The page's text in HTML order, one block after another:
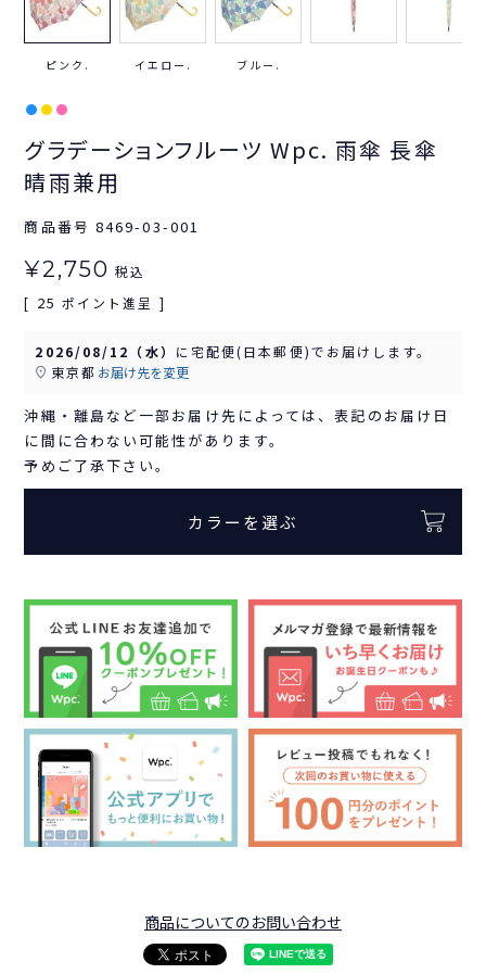
ピンク. イエロー. ブルー.
グラデーションフルーツ Wpc. 雨傘 長傘
晴雨兼用
商品番号 8469-03-001
¥2,750 税込
[ 25 ポイント進呈 ]
2026/08/12（水） に 宅配便(日本郵便)でお届けします。
東京都 お届け先を変更
沖縄・離島など一部お届け先によっては、表記のお届け日
に間に合わない可能性があります。
予めご了承下さい。
カラーを選ぶ
商品についてのお問い合わせ